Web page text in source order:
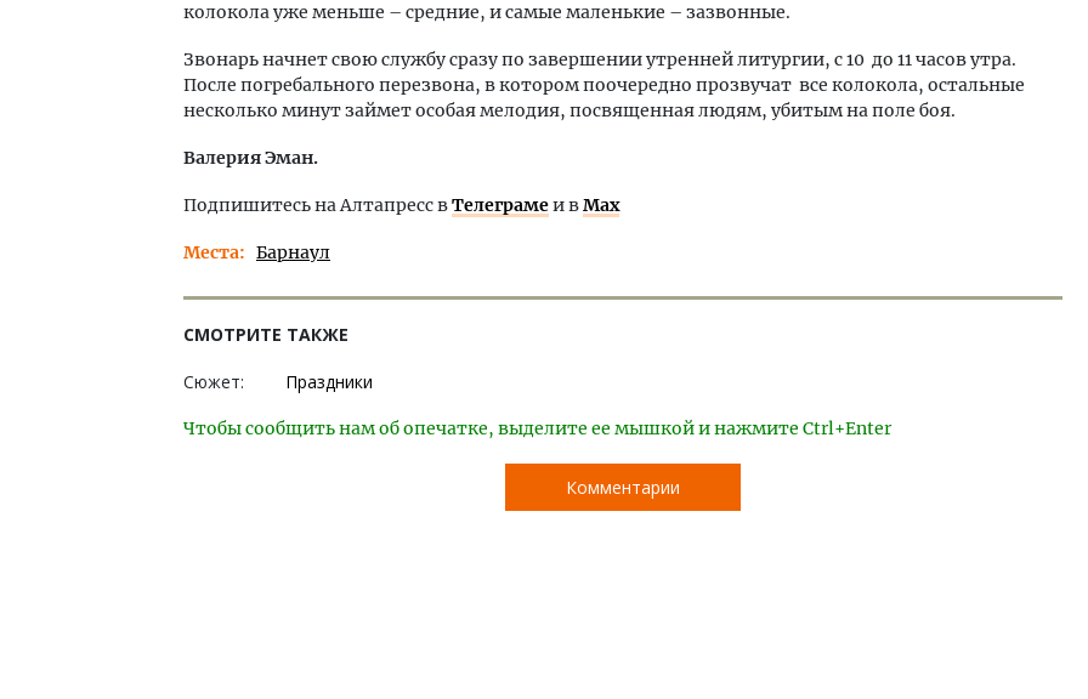
колокола уже меньше – средние, и самые маленькие – зазвонные.
Звонарь начнет свою службу сразу по завершении утренней литургии, c 10 до 11 часов утра.
После погребального перезвона, в котором поочередно прозвучат все колокола, остальные
несколько минут займет особая мелодия, посвященная людям, убитым на поле боя.
Валерия Эман.
Подпишитесь на Алтапресс вТелеграмеи вMax
Места Барнаул
СМОТРИТЕ ТАКЖЕ
Сюжет: Праздники
Чтобы сообщить нам об опечатке, выделите ее мышкой и нажмите Ctrl+Enter
Комментарии